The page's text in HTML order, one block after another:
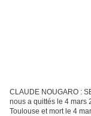
CLAUDE NOUGARO :
nous a quittés le 4 mars
Toulouse et mort le 4